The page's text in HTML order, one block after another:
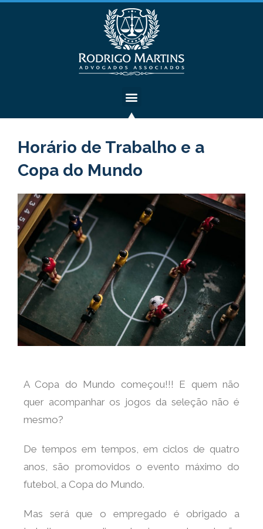
Horário de Trabalho e a
Copa do Mundo
A Copa do Mundo começou!!! E quem não
quer acompanhar os jogos da seleção não é
mesmo?
De tempos em tempos, em ciclos de quatro
anos, são promovidos o evento máximo do
futebol, a Copa do Mundo.
Mas será que o empregado é obrigado a